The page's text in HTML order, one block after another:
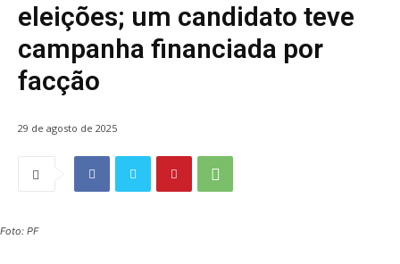
eleições; um candidato teve
campanha financiada por
facção
29 de agosto de 2025
Foto: PF